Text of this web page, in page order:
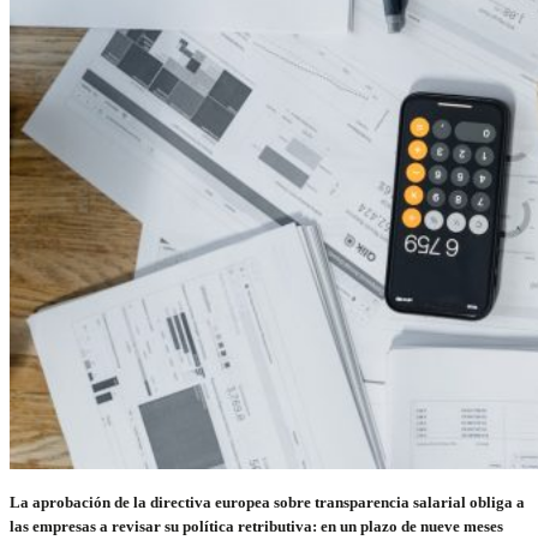
La aprobación de la directiva europea sobre transparencia salarial obliga a
las empresas a revisar su política retributiva: en un plazo de nueve meses